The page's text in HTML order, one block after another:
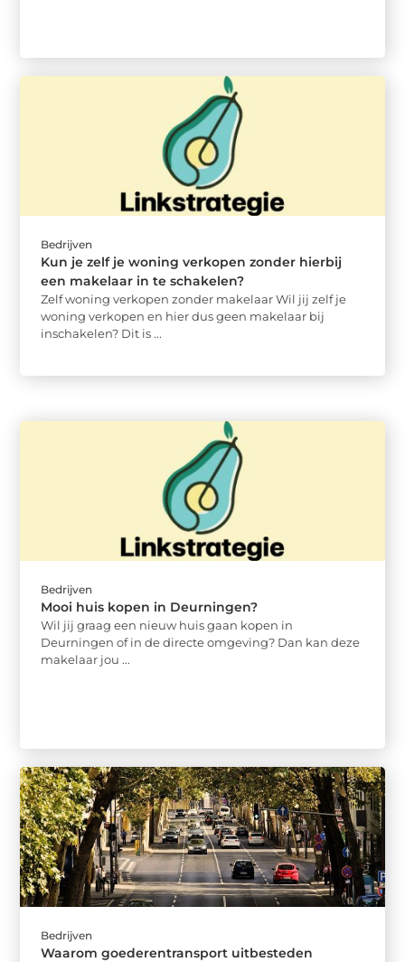
Bedrijven
Kun je zelf je woning verkopen zonder hierbij
een makelaar in te schakelen?
Zelf woning verkopen zonder makelaar Wil jij zelf je
woning verkopen en hier dus geen makelaar bij
inschakelen? Dit is ...
Bedrijven
Mooi huis kopen in Deurningen?
Wil jij graag een nieuw huis gaan kopen in
Deurningen of in de directe omgeving? Dan kan deze
makelaar jou ...
Bedrijven
Waarom goederentransport uitbesteden